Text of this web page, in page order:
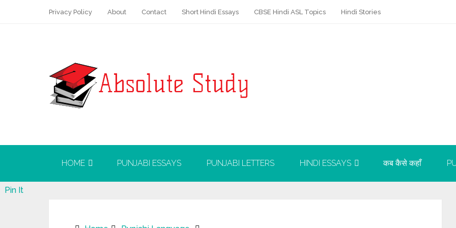
Privacy Policy About Contact Short Hindi Essays CBSE Hindi ASL Topics Hindi Stories
HOME PUNJABI ESSAYS PUNJABI LETTERS HINDI ESSAYS कब कैसे कहाँ
Pin It